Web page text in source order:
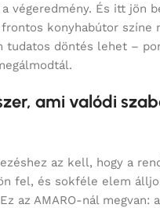
végeredmény. És itt jön
konyhabútor színe
tudatos döntés lehet –
ami valódi
az kell, hogy a
fel, és sokféle elem
az AMARO-nál megvan: